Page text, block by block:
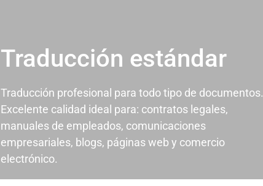
Traducción estándar
Traducción profesional para todo tipo de documentos.
Excelente calidad ideal para: contratos legales,
manuales de empleados, comunicaciones
empresariales, blogs, páginas web y comercio
electrónico.